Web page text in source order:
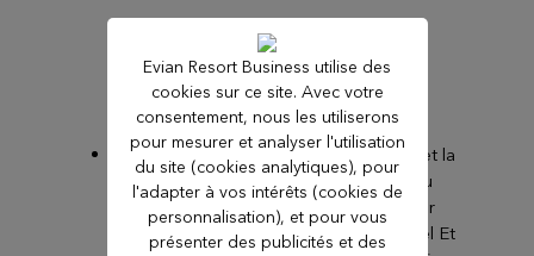
Energie
Réseau de chauffage bois : les hôtels et la
salle de spectacle sont raccordés au
réseau urbain de chauffage bois pour
réduire la consommation de gaz naturel Et
Evian Resort Business utilise des
cookies sur ce site. Avec votre
consentement, nous les utiliserons
pour mesurer et analyser l'utilisation
du site (cookies analytiques), pour
l'adapter à vos intérêts (cookies de
personnalisation), et pour vous
présenter des publicités et des